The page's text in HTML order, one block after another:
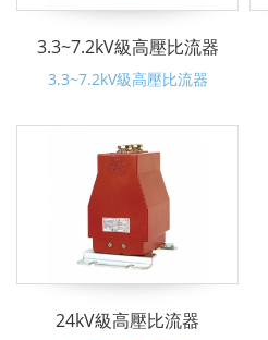
3.3~7.2kV級高壓比流器
3.3~7.2kV級高壓比流器
24kV級高壓比流器